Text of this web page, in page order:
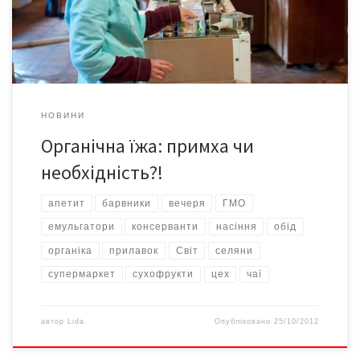
скласти б за фешенебельним столом компанію, наприклад,
самій Анджеліні Джолі?! Адже вона знаменита, багата і […]
НОВИНИ
Органічна їжа: примха чи
необхідність?!
апетит барвники вечеря ГМО
емульгатори консерванти насіння обід
органіка прилавок Світ селяни
супермаркет сухофрукти цех чаї
автор Lida Опубліковано25/10/2012